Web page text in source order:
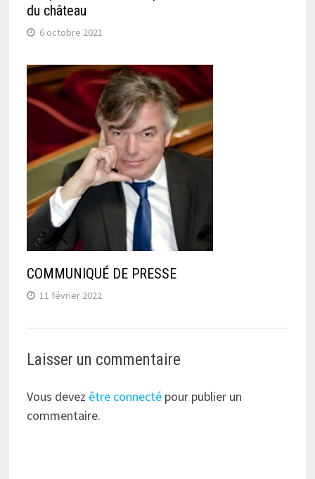
du château
6 octobre 2021
COMMUNIQUÉ DE PRESSE
11 février 2022
Laisser un commentaire
Vous devez être connectépour publier un
commentaire.